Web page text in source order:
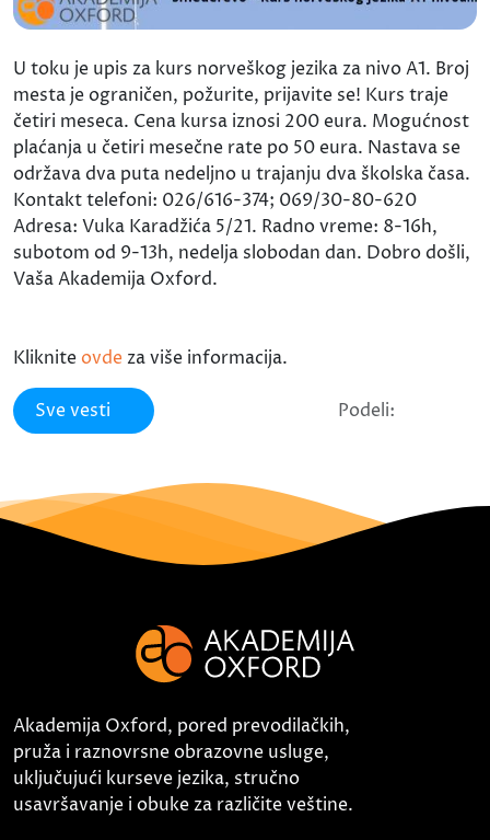
U toku je upis za kurs norveškog jezika za nivo A1. Broj
mesta je ograničen, požurite, prijavite se! Kurs traje
četiri meseca. Cena kursa iznosi 200 eura. Mogućnost
plaćanja u četiri mesečne rate po 50 eura. Nastava se
održava dva puta nedeljno u trajanju dva školska časa.
Kontakt telefoni: 026/616-374; 069/30-80-620
Adresa: Vuka Karadžića 5/21. Radno vreme: 8-16h,
subotom od 9-13h, nedelja slobodan dan. Dobro došli,
Vaša Akademija Oxford.
Kliknite ovde za više informacija.
Sve vesti Podeli:
Akademija Oxford, pored prevodilačkih,
pruža i raznovrsne obrazovne usluge,
uključujući kurseve jezika, stručno
usavršavanje i obuke za različite veštine.